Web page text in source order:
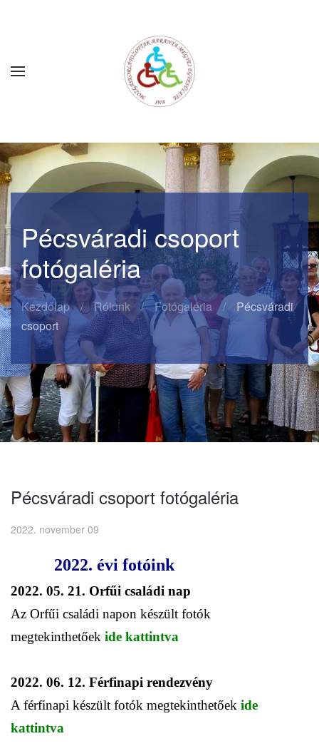
Pécsváradi csoport
fotógaléria
Kezdőlap Rólunk Fotógaléria
Pécsváradi
csoport
Pécsváradi csoport fotógaléria
2022. november 09
2022. évi fotóink
2022. 05. 21. Orfűi családi nap
Az Orfűi családi napon készült fotók
megtekinthetőek ide kattintva
2022. 06. 12. Férfinapi rendezvény
A férfinapi készült fotók megtekinthetőek ide
kattintva